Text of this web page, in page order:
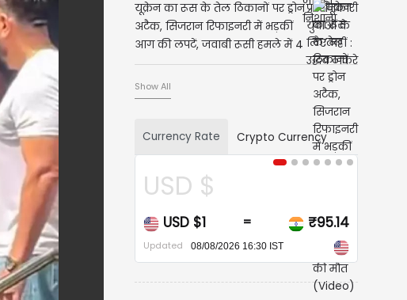
यूक्रेन का रूस के तेल ठिकानों पर ड्रोन
अटैक, सिजरान रिफाइनरी में भड़कीं
आग की लपटें, जवाबी रूसी हमले में 4
लोगों की मौत (Video)
Show All
Currency Rate Crypto Currency
CAD $
CAD $1 = ₹68.20
Updated 08/08/2026 16:30 IST